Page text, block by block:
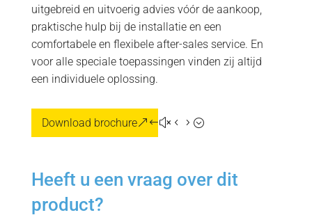
uitgebreid en uitvoerig advies vóór de aankoop,
praktische hulp bij de installatie en een
comfortabele en flexibele after-sales service. En
voor alle speciale toepassingen vinden zij altijd
een individuele oplossing.
Download brochure
Heeft u een vraag over dit
product?